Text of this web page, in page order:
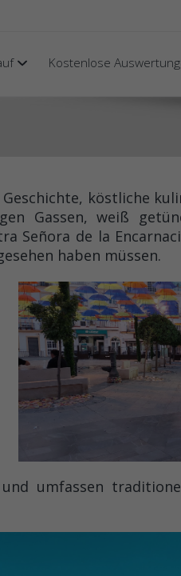
Kostenlose
Geschichte, köstliche
Gassen, weiß
Señora de la
haben müssen.
umfassen